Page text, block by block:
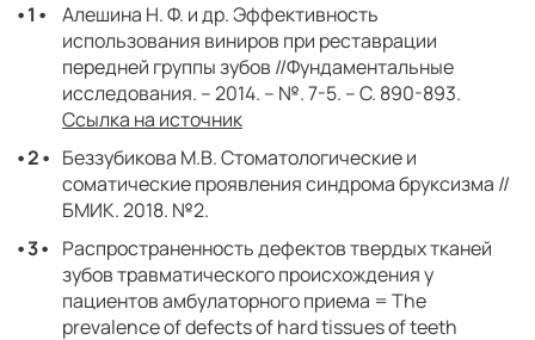
Алешина Н. Ф. и др. Эффективность
использования виниров при реставрации
передней группы зубов //Фундаментальные
исследования. – 2014. – №. 7-5. – С. 890-893.
Ссылка на источник
Беззубикова М.В. Стоматологические и
соматические проявления синдрома бруксизма //
БМИК. 2018. №2.
Распространенность дефектов твердых тканей
зубов травматического происхождения у
пациентов амбулаторного приема = The
prevalence of defects of hard tissues of teeth